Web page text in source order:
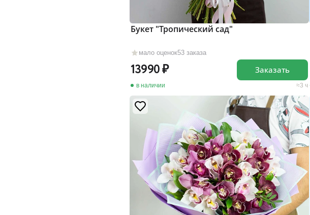
мало оценок53 заказа
Букет "Тропический сад"
13990
в наличии 3 ч
Заказать